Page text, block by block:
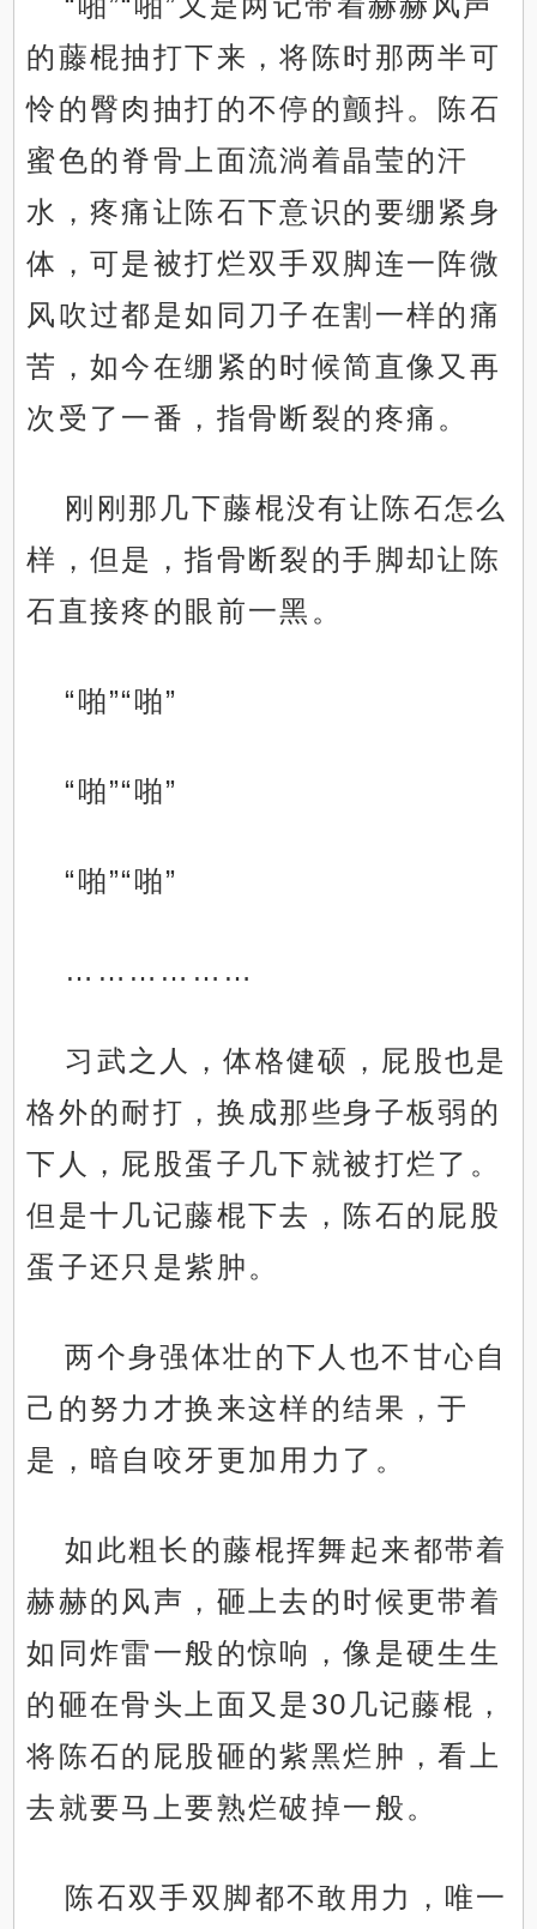
的藤棍抽打下来，将陈时那两半可
怜的臀肉抽打的不停的颤抖。陈石
蜜色的脊骨上面流淌着晶莹的汗
水，疼痛让陈石下意识的要绷紧身
体，可是被打烂双手双脚连一阵微
风吹过都是如同刀子在割一样的痛
苦，如今在绷紧的时候简直像又再
次受了一番，指骨断裂的疼痛。
刚刚那几下藤棍没有让陈石怎么
样，但是，指骨断裂的手脚却让陈
石直接疼的眼前一黑。
“啪”“啪”
“啪”“啪”
“啪”“啪”
………………
习武之人，体格健硕，屁股也是
格外的耐打，换成那些身子板弱的
下人，屁股蛋子几下就被打烂了。
但是十几记藤棍下去，陈石的屁股
蛋子还只是紫肿。
两个身强体壮的下人也不甘心自
己的努力才换来这样的结果，于
是，暗自咬牙更加用力了。
如此粗长的藤棍挥舞起来都带着
赫赫的风声，砸上去的时候更带着
如同炸雷一般的惊响，像是硬生生
的砸在骨头上面又是30几记藤棍，
将陈石的屁股砸的紫黑烂肿，看上
去就要马上要熟烂破掉一般。
陈石双手双脚都不敢用力，唯一